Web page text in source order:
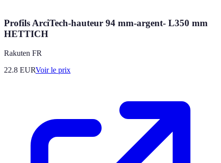
Profils ArciTech-hauteur 94 mm-argent- L350 mm
HETTICH
Rakuten FR
22.8 EURVoir le prix